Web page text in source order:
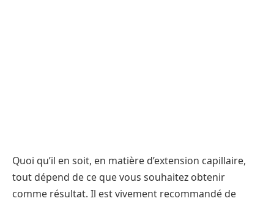
Quoi qu’il en soit, en matière d’extension capillaire,
tout dépend de ce que vous souhaitez obtenir
comme résultat. Il est vivement recommandé de